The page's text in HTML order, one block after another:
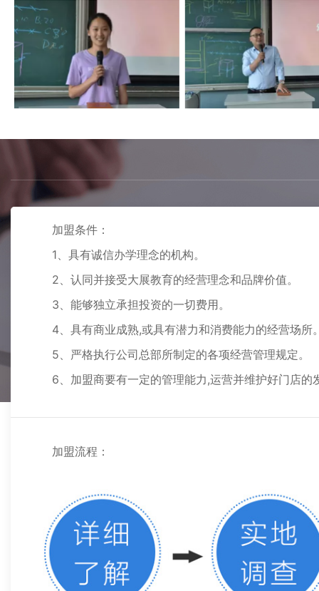
加盟条件：
1、具有诚信办学理念的机构。
2、认同并接受大展教育的经营理念和品牌价值。
3、能够独立承担投资的一切费用。
4、具有商业成熟,或具有潜力和消费能力的经营场所
5、严格执行公司总部所制定的各项经营管理规定。
6、加盟商要有一定的管理能力,运营并维护好门店的
加盟流程：